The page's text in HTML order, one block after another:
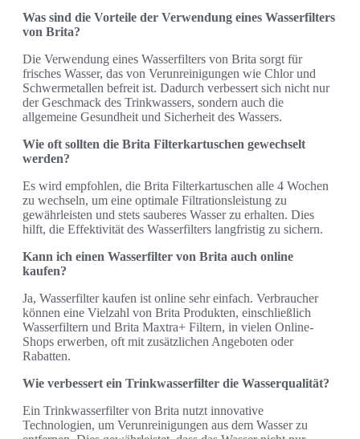
Was sind die Vorteile der Verwendung eines Wasserfilters
von Brita?
Die Verwendung eines Wasserfilters von Brita sorgt für
frisches Wasser, das von Verunreinigungen wie Chlor und
Schwermetallen befreit ist. Dadurch verbessert sich nicht nur
der Geschmack des Trinkwassers, sondern auch die
allgemeine Gesundheit und Sicherheit des Wassers.
Wie oft sollten die Brita Filterkartuschen gewechselt
werden?
Es wird empfohlen, die Brita Filterkartuschen alle 4 Wochen
zu wechseln, um eine optimale Filtrationsleistung zu
gewährleisten und stets sauberes Wasser zu erhalten. Dies
hilft, die Effektivität des Wasserfilters langfristig zu sichern.
Kann ich einen Wasserfilter von Brita auch online
kaufen?
Ja, Wasserfilter kaufen ist online sehr einfach. Verbraucher
können eine Vielzahl von Brita Produkten, einschließlich
Wasserfiltern und Brita Maxtra+ Filtern, in vielen Online-
Shops erwerben, oft mit zusätzlichen Angeboten oder
Rabatten.
Wie verbessert ein Trinkwasserfilter die Wasserqualität?
Ein Trinkwasserfilter von Brita nutzt innovative
Technologien, um Verunreinigungen aus dem Wasser zu